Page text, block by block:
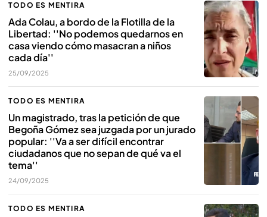
TODO ES MENTIRA
Ada Colau, a bordo de la Flotilla de la
Libertad: ''No podemos quedarnos en
casa viendo cómo masacran a niños
cada día''
25/09/2025
TODO ES MENTIRA
Un magistrado, tras la petición de que
Begoña Gómez sea juzgada por un jurado
popular: ''Va a ser difícil encontrar
ciudadanos que no sepan de qué va el
tema''
24/09/2025
TODO ES MENTIRA